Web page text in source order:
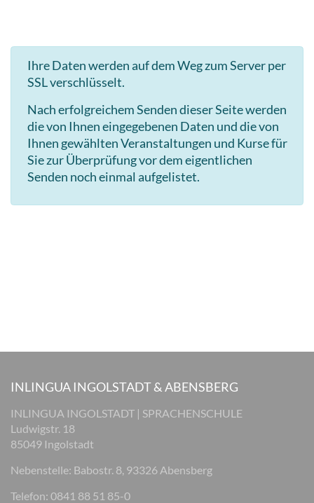
Ihre Daten werden auf dem Weg zum Server per
SSL verschlüsselt.
Nach erfolgreichem Senden dieser Seite werden
die von Ihnen eingegebenen Daten und die von
Ihnen gewählten Veranstaltungen und Kurse für
Sie zur Überprüfung vor dem eigentlichen
Senden noch einmal aufgelistet.
INLINGUA INGOLSTADT & ABENSBERG
INLINGUA INGOLSTADT | SPRACHENSCHULE
Ludwigstr. 18
85049 Ingolstadt
Nebenstelle: Babostr. 8, 93326 Abensberg
Telefon: 0841 88 51 85-0